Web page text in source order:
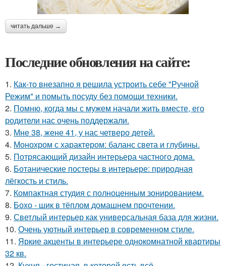
читать дальше →
Последние обновления на сайте:
1. Как-то внезапно я решила устроить себе "Ручной
Режим" и помыть посуду без помощи техники.
2. Помню, когда мы с мужем начали жить вместе, его
родители нас очень поддержали.
3. Мне 38, жене 41, у нас четверо детей.
4. Монохром с характером: баланс света и глубины.
5. Потрясающий дизайн интерьера частного дома.
6. Ботанические постеры в интерьере: природная
лёгкость и стиль.
7. Компактная студия с полноценным зонированием.
8. Бохо - шик в тёплом домашнем прочтении.
9. Светлый интерьер как универсальная база для жизни.
10. Очень уютный интерьер в современном стиле.
11. Яркие акценты в интерьере однокомнатной квартиры
32 кв.